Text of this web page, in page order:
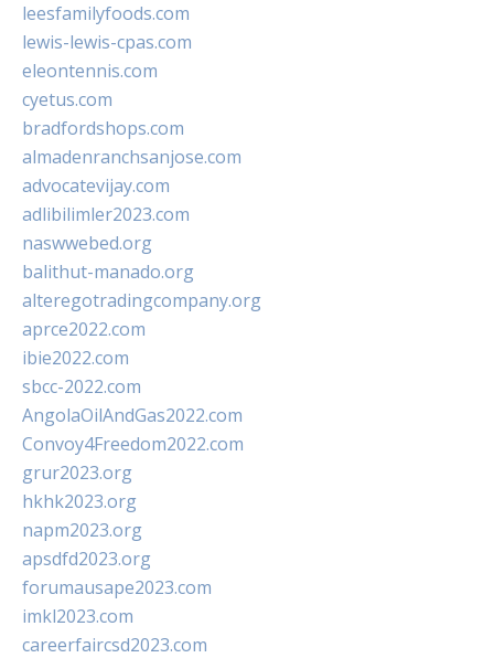
leesfamilyfoods.com
lewis-lewis-cpas.com
eleontennis.com
cyetus.com
bradfordshops.com
almadenranchsanjose.com
advocatevijay.com
adlibilimler2023.com
naswwebed.org
balithut-manado.org
alteregotradingcompany.org
aprce2022.com
ibie2022.com
sbcc-2022.com
AngolaOilAndGas2022.com
Convoy4Freedom2022.com
grur2023.org
hkhk2023.org
napm2023.org
apsdfd2023.org
forumausape2023.com
imkl2023.com
careerfaircsd2023.com